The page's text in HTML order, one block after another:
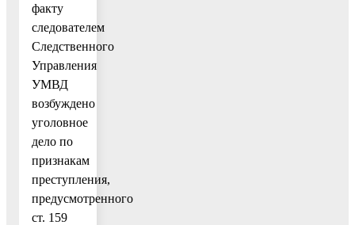
факту
следователем
Следственного
Управления
УМВД
возбуждено
уголовное
дело по
признакам
преступления,
предусмотренного
ст. 159